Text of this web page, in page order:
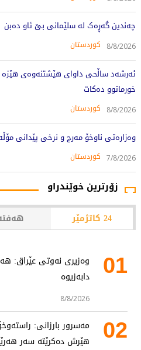
چەندین گەڕەک لە سلێمانی بێ ئاو دەبن
8/8/2026 کوردستان
ئەرشەد ساڵحی داوای هێشتنەوەی هێزە
خورماتوو دەکات
8/8/2026 کوردستان
وەزارەتی ناوخۆ مەرج و نرخی پێدانی
7/8/2026 کوردستان
زۆرترین خوێندراو
24 کاتژمێر
01
دابەزیوە
8/8/2026
02
مەسرور بارزانی:
هێرش دەکرێتە سەر